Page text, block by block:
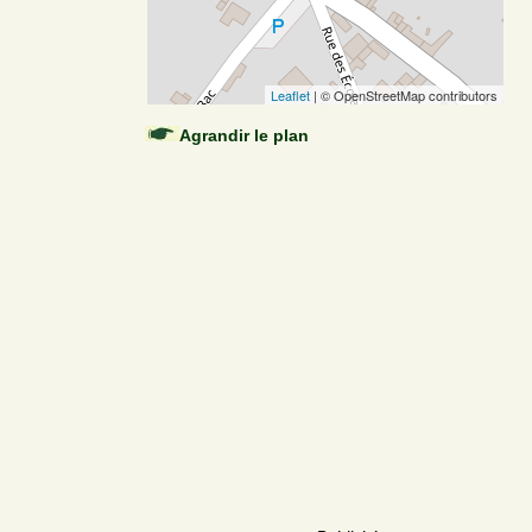
Leaflet | © OpenStreetMap contributors
Agrandir le plan